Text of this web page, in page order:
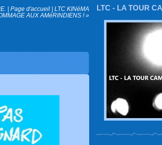
LTC - LA TOUR
| Page d'accueil | LTC KINéMA
AUX AMéRINDIENS ! »